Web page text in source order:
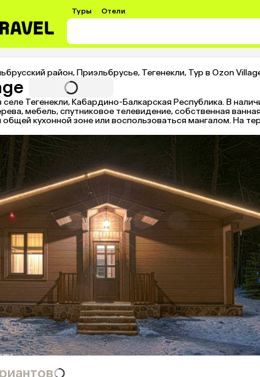
Туры Отели
район,Приэльбрусье, Тегенекли, Тур в Ozon
селе Тегенекли, Кабардино-Балкарская Республика. В
мебель, спутниковое телевидение, собственная
общей кухонной зоне или воспользоваться мангалом. На